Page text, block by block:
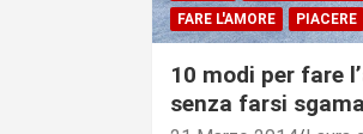
FARE L'AMORE
PIACERE
10 modi per fare
senza farsi